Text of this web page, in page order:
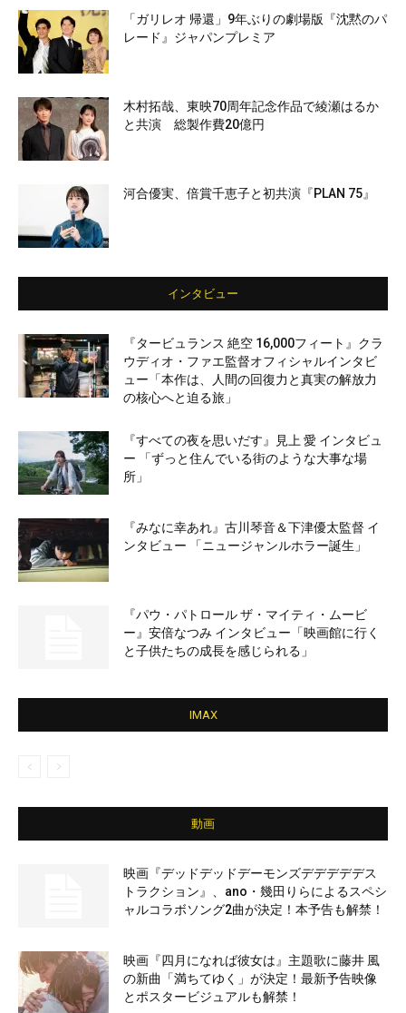
「ガリレオ 帰還」9年ぶりの劇場版『沈黙のパ
レード』ジャパンプレミア
木村拓哉、東映70周年記念作品で綾瀬はるか
と共演 総製作費20億円
河合優実、倍賞千恵子と初共演『PLAN 75』
インタビュー
『タービュランス 絶空 16,000フィート』クラ
ウディオ・ファエ監督オフィシャルインタビ
ュー「本作は、人間の回復力と真実の解放力
の核心へと迫る旅」
『すべての夜を思いだす』見上 愛 インタビュ
ー 「ずっと住んでいる街のような大事な場
所」
『みなに幸あれ』古川琴音＆下津優太監督 イ
ンタビュー 「ニュージャンルホラー誕生」
『パウ・パトロール ザ・マイティ・ムービ
ー』安倍なつみ インタビュー「映画館に行く
と子供たちの成長を感じられる」
IMAX
動画
映画『デッドデッドデーモンズデデデデデス
トラクション』、ano・幾田りらによるスペシ
ャルコラボソング2曲が決定！本予告も解禁！
映画『四月になれば彼女は』主題歌に藤井 風
の新曲「満ちてゆく」が決定！最新予告映像
とポスタービジュアルも解禁！